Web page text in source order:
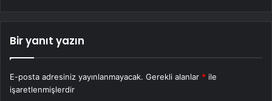
Bir yanıt yazın
E-posta adresiniz yayınlanmayacak. Gerekli alanlar * ile
işaretlenmişlerdir